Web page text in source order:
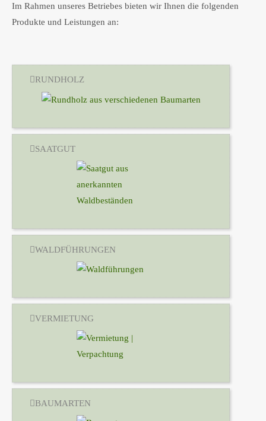
Im Rahmen unseres Betriebes bieten wir Ihnen die folgenden
Produkte und Leistungen an:
RUNDHOLZ
SAATGUT
WALDFÜHRUNGEN
VERMIETUNG
BAUMARTEN